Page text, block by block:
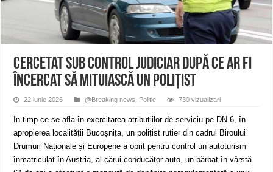
ANUNŢ OPRIRE APĂ în CARANSEBEȘ avarie
ANUNȚ OPRIRE APĂ în Reșița, cartier Țerova – avarie – 04.08.2026
Cercetat sub control judiciar după ce ar fi
încercat să mituiască un polițist
22 iunie 2026 @Breaking news Politie 730 vizualizari
In timp ce se afla în exercitarea atribuțiilor de serviciu pe DN 6, în
apropierea localității Bucoșnița, un polițist rutier din cadrul Biroului
Drumuri Naționale și Europene a oprit pentru control un autoturism
înmatriculat în Austria, al cărui conducător auto, un bărbat în vârstă